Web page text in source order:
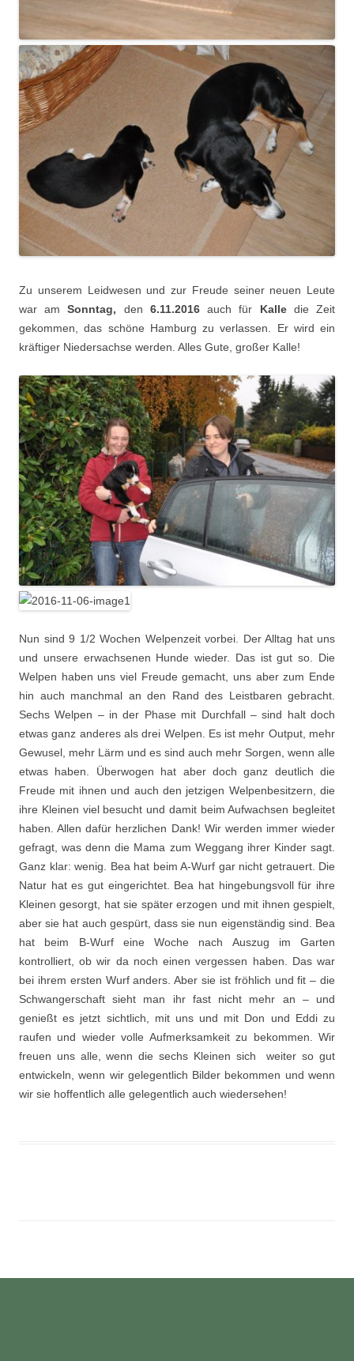
Zu unserem Leidwesen und zur Freude seiner neuen Leute
war amSonntag, den 6.11.2016auch für Kalledie Zeit
gekommen, das schöne Hamburg zu verlassen. Er wird ein
kräftiger Niedersachse werden. Alles Gute, großer Kalle!
Nun sind 9 1/2 Wochen Welpenzeit vorbei. Der Alltag hat uns
und unsere erwachsenen Hunde wieder. Das ist gut so. Die
Welpen haben uns viel Freude gemacht, uns aber zum Ende
hin auch manchmal an den Rand des Leistbaren gebracht.
Sechs Welpen – in der Phase mit Durchfall – sind halt doch
etwas ganz anderes als drei Welpen. Es ist mehr Output, mehr
Gewusel, mehr Lärm und es sind auch mehr Sorgen, wenn alle
etwas haben. Überwogen hat aber doch ganz deutlich die
Freude mit ihnen und auch den jetzigen Welpenbesitzern, die
ihre Kleinen viel besucht und damit beim Aufwachsen begleitet
haben. Allen dafür herzlichen Dank! Wir werden immer wieder
gefragt, was denn die Mama zum Weggang ihrer Kinder sagt.
Ganz klar: wenig. Bea hat beim A-Wurf gar nicht getrauert. Die
Natur hat es gut eingerichtet. Bea hat hingebungsvoll für ihre
Kleinen gesorgt, hat sie später erzogen und mit ihnen gespielt,
aber sie hat auch gespürt, dass sie nun eigenständig sind. Bea
hat beim B-Wurf eine Woche nach Auszug im Garten
kontrolliert, ob wir da noch einen vergessen haben. Das war
bei ihrem ersten Wurf anders. Aber sie ist fröhlich und fit – die
Schwangerschaft sieht man ihr fast nicht mehr an – und
genießt es jetzt sichtlich, mit uns und mit Don und Eddi zu
raufen und wieder volle Aufmerksamkeit zu bekommen. Wir
freuen uns alle, wenn die sechs Kleinen sich weiter so gut
entwickeln, wenn wir gelegentlich Bilder bekommen und wenn
wir sie hoffentlich alle gelegentlich auch wiedersehen!